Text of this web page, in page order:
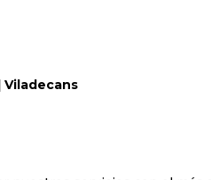
Viladecans